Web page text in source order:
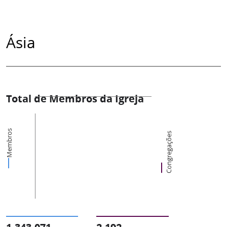
Ásia
Total de Membros da Igreja
Membros Congregações